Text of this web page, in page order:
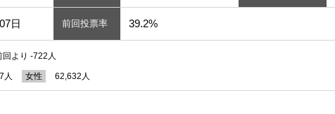
日 前回投票率 39.2%
回より -722人
人 女性 62,632人